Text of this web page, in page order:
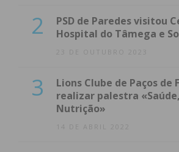
2
PSD de Paredes visitou
Hospital do Tâmega e
23 DE OUTUBRO 2023
3
Lions Clube de Paços de
realizar palestra
Nutrição»
14 DE ABRIL 2022